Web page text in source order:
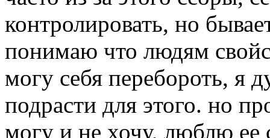
контролировать, но
понимаю что людям
могу себя перебороть, я
подрасти для этого. но
могу и не хочу, люблю ее